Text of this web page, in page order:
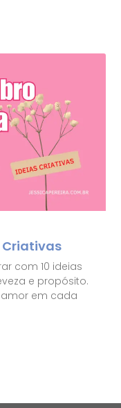
Criativas
com 10 ideias
e propósito.
em cada